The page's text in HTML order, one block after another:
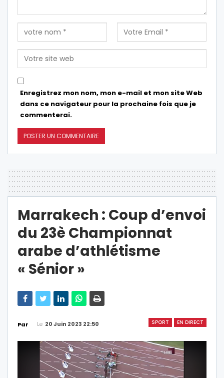
Enregistrez mon nom, mon e-mail et mon site Web
dans ce navigateur pour la prochaine fois que je
commenterai.
Marrakech : Coup d’envoi
du 23è Championnat
arabe d’athlétisme
« Sénior »
SPORT EN DIRECT
Par Le 20 Juin 2023 22:50